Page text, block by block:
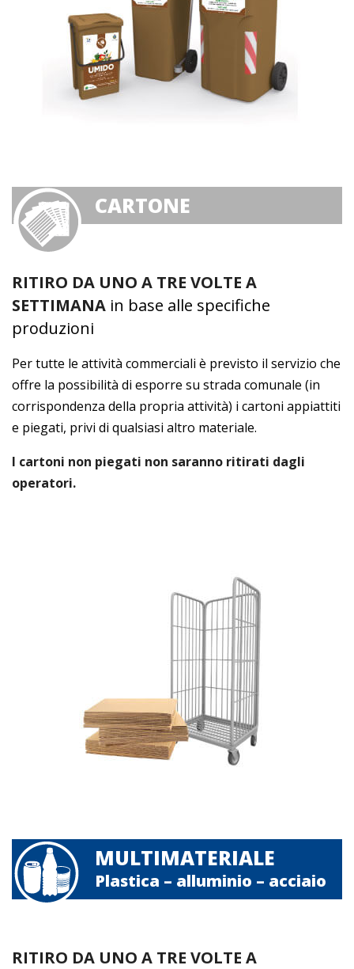
CARTONE
RITIRO DA UNO A TRE VOLTE A
SETTIMANA in base alle specifiche
produzioni
Per tutte le attività commerciali è previsto il servizio che
offre la possibilità di esporre su strada comunale (in
corrispondenza della propria attività) i cartoni appiattiti
e piegati, privi di qualsiasi altro materiale.
I cartoni non piegati non saranno ritirati dagli
operatori.
MULTIMATERIALE
Plastica – alluminio – acciaio
RITIRO DA UNO A TRE VOLTE A